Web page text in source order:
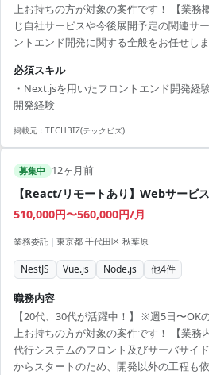
上お持ちの方が対象の案件です！ 【業務
じ自社サービスや今後展開予定の関連サ
ントエンド開発に関する全般をお任せし
機能改善 ◆必須スキル ・Next.jsを用いた
NestJSでのバックエンド開発経験 ◆尚可
要件定義、モデリング、DB設計などの経
発経験 ◆就業時間:フルフレックス ◆清算
必須スキル
・Next.jsを用いたフロントエンド開発経
開発経験
掲載元： TECHBIZ(テックビズ)
募集中 12ヶ月前
【React/リモートあり】Webサービ
510,000円〜560,000円/月
業務委託 | 東京都 千代田区 秋葉原
NestJS Vue.js Node.js 他4件
職務内容
【20代、30代が活躍中！】 ※週5日〜
上お持ちの方が対象の案件です！ 【業務
代行システムのフロント及びサーバサイ
からスタートのため、開発以外の工程も